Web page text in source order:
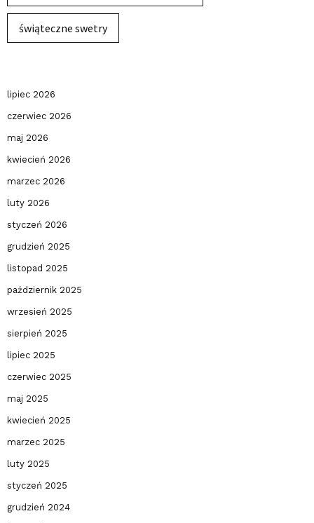
świąteczne swetry
lipiec 2026
czerwiec 2026
maj 2026
kwiecień 2026
marzec 2026
luty 2026
styczeń 2026
grudzień 2025
listopad 2025
październik 2025
wrzesień 2025
sierpień 2025
lipiec 2025
czerwiec 2025
maj 2025
kwiecień 2025
marzec 2025
luty 2025
styczeń 2025
grudzień 2024